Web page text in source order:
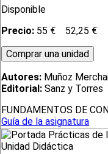
Disponible
Precio: 55 € 52,25 €
Autores: Muñoz
Editorial: Sanz y Torres
FUNDAMENTOS DE
Guía de la asignatura
Unidad Didáctica